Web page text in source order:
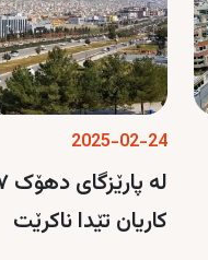
2025-02-24
کاریان تێدا ناکرێت